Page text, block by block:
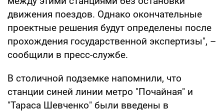
движения поездов. Однако окончательные
проектные решения будут определены после
прохождения государственной экспертизы", –
сообщили в пресс-службе.
В столичной подземке напомнили, что
станции синей линии метро "Почайная" и
"Тараса Шевченко" были введены в